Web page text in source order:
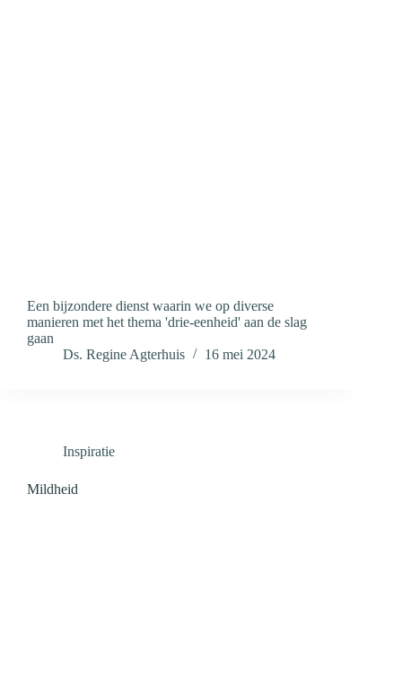
Een bijzondere dienst waarin we op diverse
manieren met het thema 'drie-eenheid' aan de slag
gaan
Ds. Regine Agterhuis
16 mei 2024
Inspiratie
Mildheid